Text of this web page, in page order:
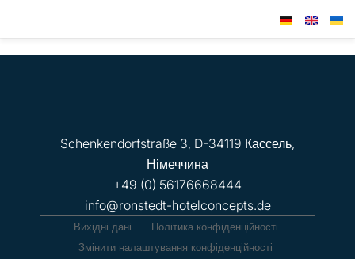
Schenkendorfstraße 3, D-34119 Кассель,
Німеччина
+49 (0) 56176668444
info@ronstedt-hotelconcepts.de
Вихідні дані
Політика конфіденційності
Змінити налаштування конфіденційності